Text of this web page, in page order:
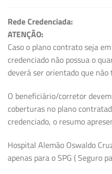
Rede Credenciada:
ATENÇÃO:
Caso o plano contrato seja
credenciado não possua o
deverá ser orientado que
O beneficiário/corretor
coberturas no plano
credenciado, o resumo
Hospital Alemão Oswaldo
apenas para o SPG ( Seguro